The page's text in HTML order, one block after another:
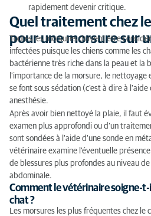
rapidement devenir critique.
Quel traitement chez
pour une morsure sur
Toutes les morsures doivent être
infectées puisque les chiens comme les
bactérienne très riche dans la peau et la
l'importance de la morsure, le
se font sous sédation (c'est à dire à l'aide
anesthésie.
Après avoir bien nettoyé la plaie, il faut
examen plus approfondi ou d'un
sont sondées à l'aide d'une sonde en
vétérinaire examine l'éventuelle
de blessures plus profondes au niveau
abdominale.
Comment le vétérinaire soigne-
chat ?
Les morsures les plus fréquentes chez le